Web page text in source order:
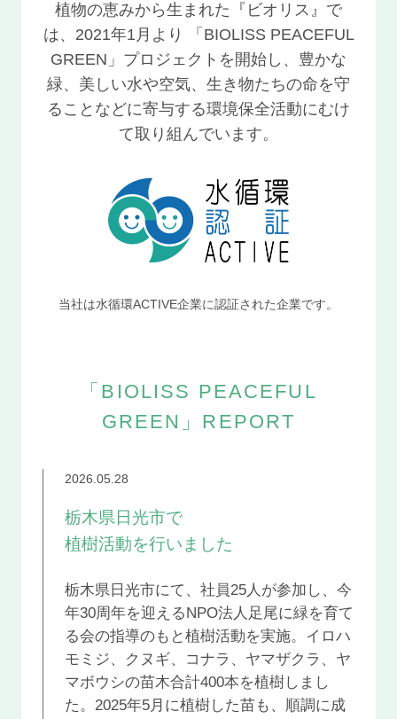
植物の恵みから生まれた『ビオリス』で
は、2021年1月より
「BIOLISS PEACEFUL
GREEN」プロジェクトを開始し、豊かな
緑、美しい水や空気、 生き物たちの命を守
ることなどに寄与する環境保全活動にむけ
て取り組んでいます。
当社は水循環ACTIVE企業に認証された企業です。
「BIOLISS PEACEFUL
GREEN」REPORT
2026.05.28
栃木県日光市で
植樹活動を行いました
栃木県日光市にて、社員25人が参加し、今
年30周年を迎えるNPO法人足尾に緑を育て
る会の指導のもと植樹活動を実施。イロハ
モミジ、クヌギ、コナラ、ヤマザクラ、ヤ
マボウシの苗木合計400本を植樹しまし
た。2025年5月に植樹した苗も、順調に成